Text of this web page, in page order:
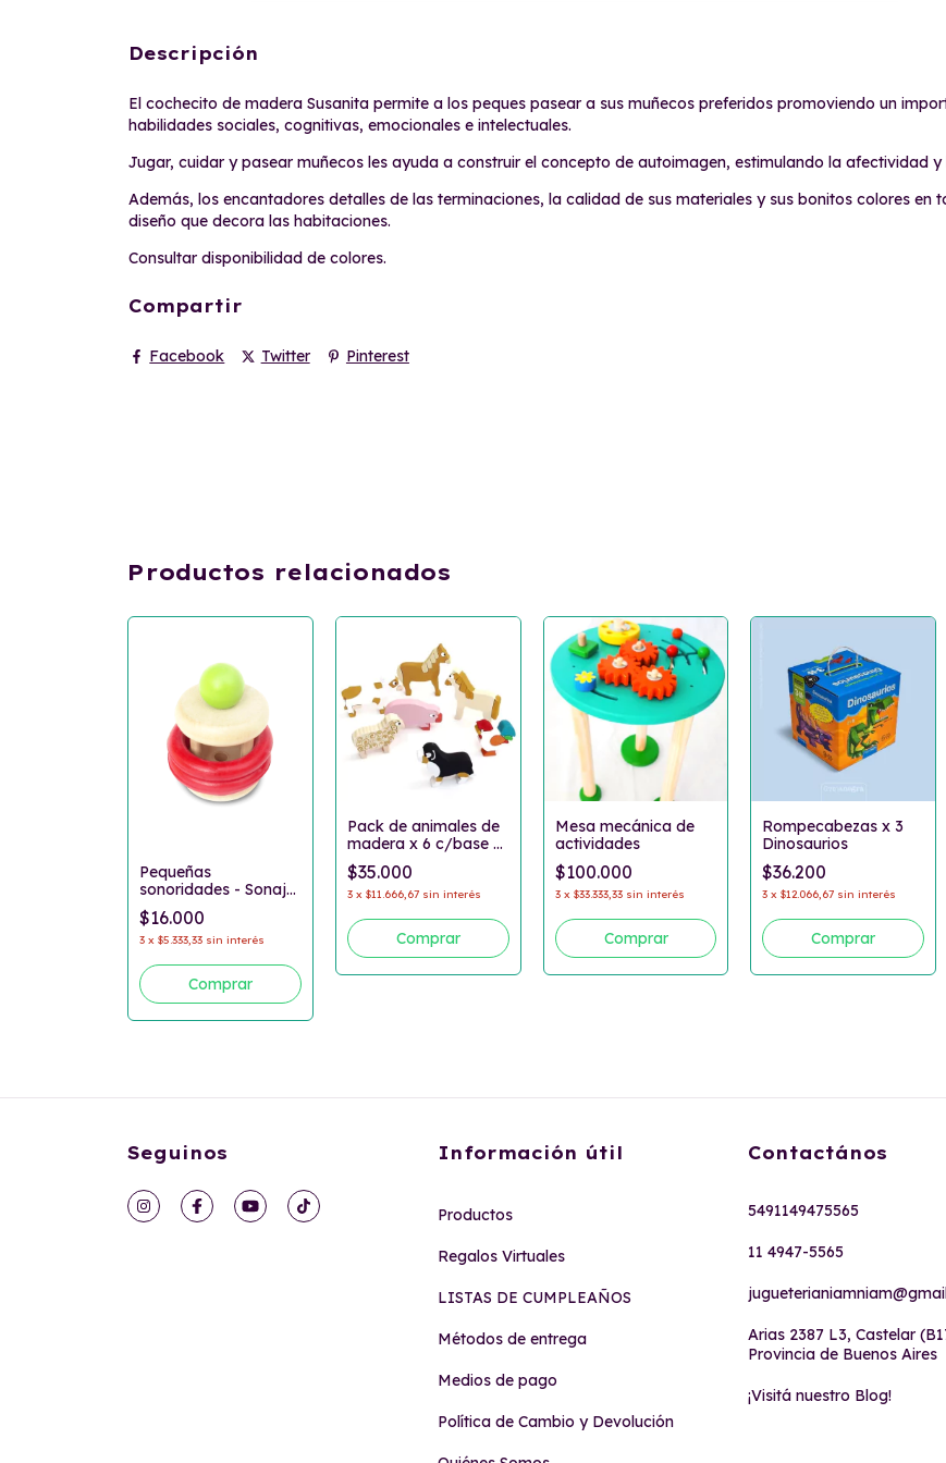
Descripción
El cochecito de madera Susanita permite a los peques pasear a sus muñecos preferidos promoviendo un
habilidades sociales, cognitivas, emocionales e intelectuales.
Jugar, cuidar y pasear muñecos les ayuda a construir el concepto de autoimagen, estimulando la afectividad y
Además, los encantadores detalles de las terminaciones, la calidad de sus materiales y sus bonitos colores en
diseño que decora las habitaciones.
Consultar disponibilidad de colores.
Compartir
Facebook Twitter Pinterest
Productos relacionados
Pequeñas
sonoridades - Sonaja
de madera
$16.000
3 x $5.333,33 sin interés
Pack de animales de
madera x 6 c/base -
Granja
$35.000
3 x $11.666,67 sin interés
Mesa mecánica de
actividades
$100.000
3 x $33.333,33 sin interés
Rompecabezas x 3
Dinosaurios
$36.200
3 x$12.066,67 sin interés
Seguinos Información útil
Productos
Regalos Virtuales
LISTAS DE CUMPLEAÑOS
Métodos de entrega
Medios de pago
Política de Cambio y Devolución
Contactános
5491149475565
11 4947-5565
Arias 2387 L3, Castelar
Provincia de Buenos Aires
¡Visitá nuestro Blog!